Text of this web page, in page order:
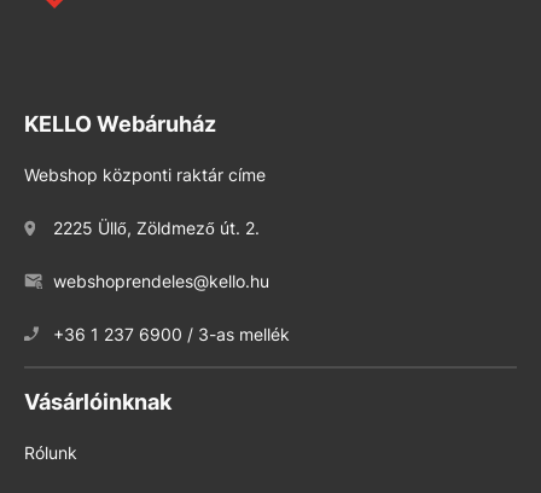
KELLO Webáruház
Webshop központi raktár címe
2225 Üllő, Zöldmező út. 2.
webshoprendeles@kello.hu
+36 1 237 6900 / 3-as mellék
Vásárlóinknak
Rólunk